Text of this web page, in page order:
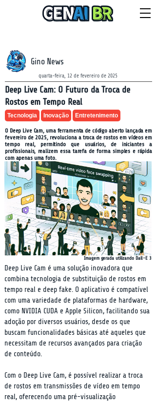
Gino News
quarta-feira, 12 de fevereiro de 2025
Deep Live Cam: O Futuro da Troca de
Rostos em Tempo Real
Tecnologia Inovação Entretenimento
O Deep Live Cam, uma ferramenta de código aberto lançada em
fevereiro de 2025, revoluciona a troca de rostos em vídeos em
tempo real, permitindo que usuários, de iniciantes a
profissionais, realizem essa tarefa de forma simples e rápida
com apenas uma foto.
Imagem gerada utilizando Dall-E 3
Deep Live Cam é uma solução inovadora que
combina tecnologia de substituição de rostos em
tempo real e deep fake. O aplicativo é compatível
com uma variedade de plataformas de hardware,
como NVIDIA CUDA e Apple Silicon, facilitando sua
adoção por diversos usuários, desde os que
buscam funcionalidades básicas até aqueles que
necessitam de recursos avançados para criação
de conteúdo.
Com o Deep Live Cam, é possível realizar a troca
de rostos em transmissões de vídeo em tempo
real, oferecendo uma pré-visualização